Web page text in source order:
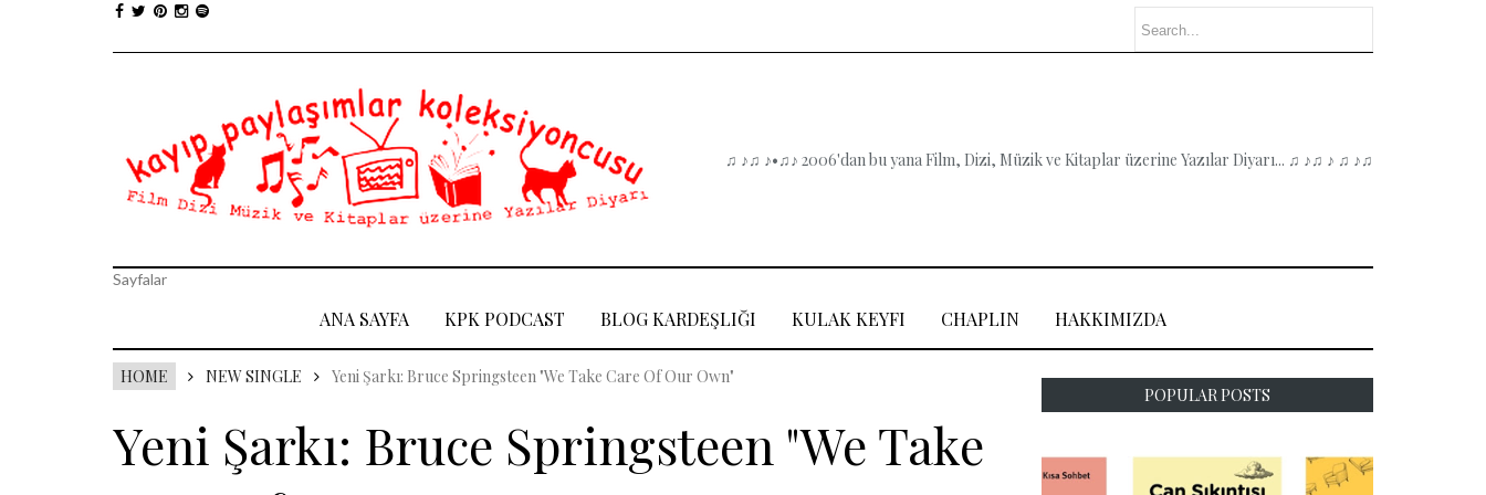
♫ ♪♫ ♪•♫♪ 2006'dan bu yana Film, Dizi, Müzik ve Kitaplar üzerine Yazılar Diyarı... ♫ ♪♫ ♪ ♫ ♪♫
Sayfalar
ANA SAYFA KPK PODCAST BLOG KARDEŞLIĞI KULAK KEYFI CHAPLIN HAKKIMIZDA
HOME NEW SINGLE Yeni Şarkı: Bruce Springsteen "We Take Care Of Our Own"
Yeni Şarkı: Bruce Springsteen "We Take
POPULAR POSTS